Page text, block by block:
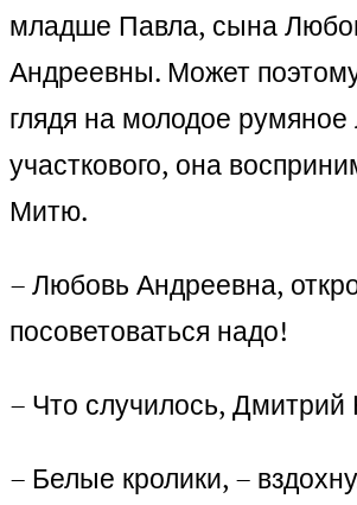
младше Павла, сына
Андреевны. Может
глядя на молодое румяное
участкового, она
Митю.
– Любовь Андреевна,
посоветоваться надо!
– Что случилось, Дмитрий
– Белые кролики, –